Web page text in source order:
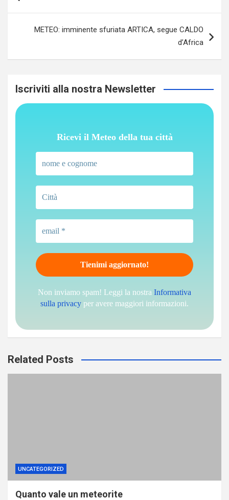
articoli
METEO: imminente sfuriata ARTICA, segue CALDO
d’Africa
Iscriviti alla nostra Newsletter
Ricevi il Meteo della tua città
Non inviamo spam! Leggi la nostra Informativa
sulla privacy per avere maggiori informazioni.
Related Posts
UNCATEGORIZED
Quanto vale un meteorite